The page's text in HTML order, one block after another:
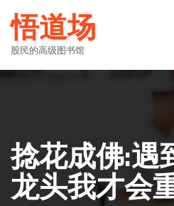
Skip
to
content
悟道场
股民的高级图书馆
捻花成佛:遇
龙头我才会